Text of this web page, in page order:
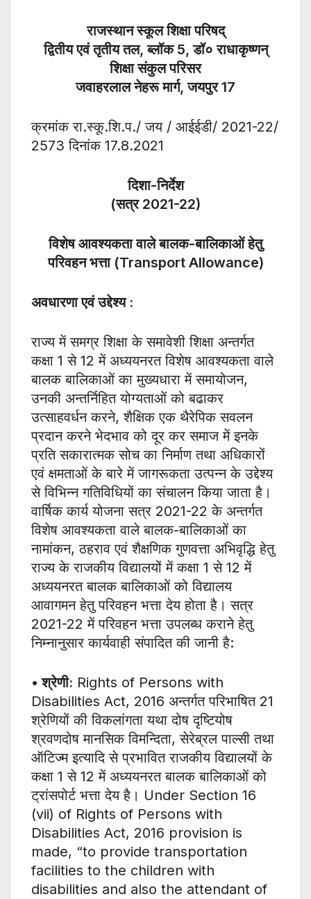
राजस्थान स्कूल शिक्षा परिषद्
द्वितीय एवं तृतीय तल, ब्लॉक 5, डॉ० राधाकृष्णन्
शिक्षा संकुल परिसर
जवाहरलाल नेहरू मार्ग, जयपुर 17
क्रमांक रा.स्कू.शि.प./ जय / आईईडी/ 2021-22/
2573 दिनांक 17.8.2021
दिशा-निर्देश
(सत्र 2021-22)
विशेष आवश्यकता वाले बालक-बालिकाओं हेतु
परिवहन भत्ता (Transport Allowance)
अवधारणा एवं उद्देश्य :
राज्य में समग्र शिक्षा के समावेशी शिक्षा अन्तर्गत
कक्षा 1 से 12 में अध्ययनरत विशेष आवश्यकता वाले
बालक बालिकाओं का मुख्यधारा में समायोजन,
उनकी अन्तर्निहित योग्यताओं को बढाकर
उत्साहवर्धन करने, शैक्षिक एक थैरेपिक सवलन
प्रदान करने भेदभाव को दूर कर समाज में इनके
प्रति सकारात्मक सोच का निर्माण तथा अधिकारों
एवं क्षमताओं के बारे में जागरूकता उत्पन्न के उद्देश्य
से विभिन्न गतिविधियों का संचालन किया जाता है।
वार्षिक कार्य योजना सत्र 2021-22 के अन्तर्गत
विशेष आवश्यकता वाले बालक-बालिकाओं का
नामांकन, ठहराव एवं शैक्षणिक गुणवत्ता अभिवृद्धि हेतु
राज्य के राजकीय विद्यालयों में कक्षा 1 से 12 में
अध्ययनरत बालक बालिकाओं को विद्यालय
आवागमन हेतु परिवहन भत्ता देय होता है। सत्र
2021-22 में परिवहन भत्ता उपलब्ध कराने हेतु
निम्नानुसार कार्यवाही संपादित की जानी है:
• श्रेणी: Rights of Persons with
Disabilities Act, 2016 अन्तर्गत परिभाषित 21
श्रेणियों की विकलांगता यथा दोष दृष्टियोष
श्रवणदोष मानसिक विमन्दिता, सेरेब्रल पाल्सी तथा
ऑटिज्म इत्यादि से प्रभावित राजकीय विद्यालयों के
कक्षा 1 से 12 में अध्ययनरत बालक बालिकाओं को
ट्रांसपोर्ट भत्ता देय है। Under Section 16
(vii) of Rights of Persons with
Disabilities Act, 2016 provision is
made, “to provide transportation
facilities to the children with
disabilities and also the attendant of